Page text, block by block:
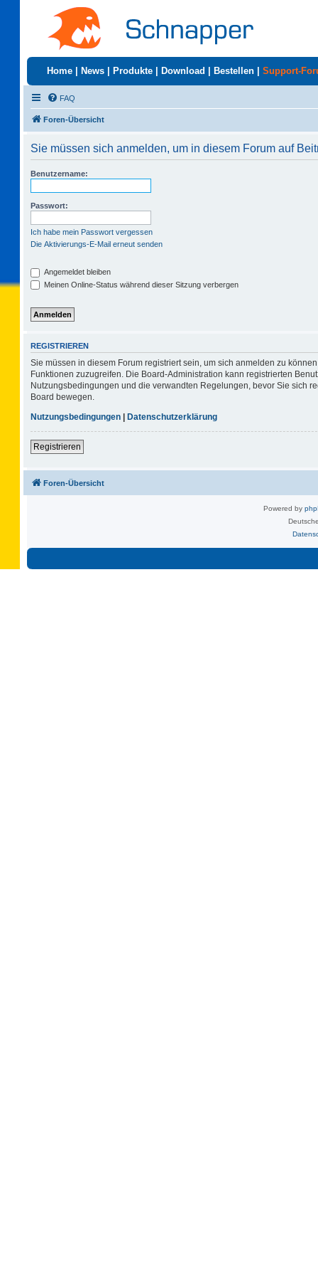
Home News Produkte Download Bestellen Support-
FAQ
Foren-Übersicht
Sie müssen sich anmelden, um in diesem Forum auf
Benutzername:
Passwort:
Ich habe mein Passwort vergessen
Die Aktivierungs-E-Mail erneut senden
Angemeldet bleiben
Meinen Online-Status während dieser Sitzung verbergen
REGISTRIEREN
Sie müssen in diesem Forum registriert sein, um sich anmelden zu
Funktionen zuzugreifen. Die Board-Administration kann registrierten
Nutzungsbedingungen und die verwandten Regelungen, bevor Sie sich
Board bewegen.
Nutzungsbedingungen | Datenschutzerklärung
Registrieren
Foren-Übersicht
Powered by